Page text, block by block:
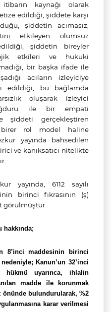
kaynağı olarak
edildiği, şiddete karşı
şiddetin acımasız,
etkileyen olumsuz
şiddetin bireyler
etkileri ve hukuki
bir başka ifade ile
acıların izleyiciye
edildiği, bu bağlamda
oluşarak izleyici
ile bir empati
şiddeti gerçekleştiren
birer rol model haline
yayında bahsedilen
ve kanıksatıcı nitelikte
yayında, 6112 sayılı
birinci fıkrasının (ş)
görülmüştür.
hakkında;
8’inci maddesinin birinci
Kanun’un 32’inci
hükmü uyarınca, ihlalin
madde ile korunmak
önünde bulundurularak, %2
karar verilmesi